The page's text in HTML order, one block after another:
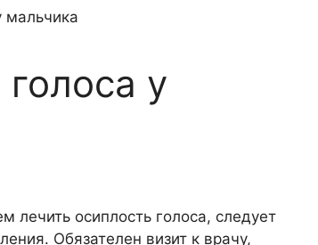
у
лечить осиплость голоса, следует
Обязателен визит к врачу,